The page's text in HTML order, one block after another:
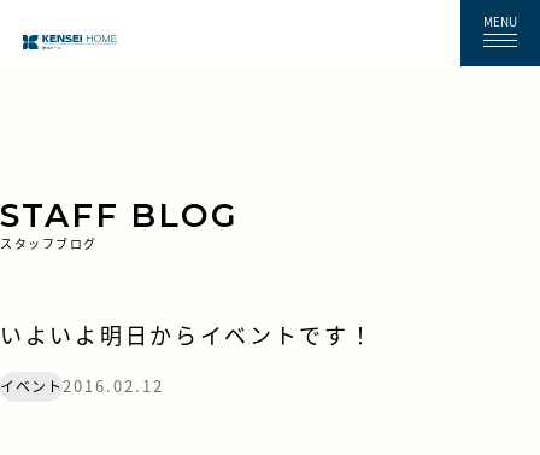
MENU
STAFF BLOG
スタッフブログ
いよいよ明日からイベントです！
イベント2016.02.12